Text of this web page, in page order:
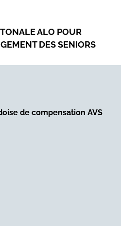
ALO POUR
DES SENIORS
de compensation AVS